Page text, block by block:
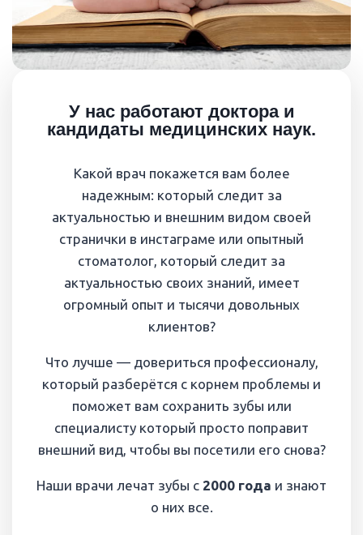
У нас работают доктора и
кандидаты медицинских наук.
Какой врач покажется вам более
надежным: который следит за
актуальностью и внешним видом своей
странички в инстаграме или опытный
стоматолог, который следит за
актуальностью своих знаний, имеет
огромный опыт и тысячи довольных
клиентов?
Что лучше — довериться профессионалу,
который разберётся с корнем проблемы и
поможет вам сохранить зубы или
специалисту который просто поправит
внешний вид, чтобы вы посетили его снова?
Наши врачи лечат зубы с 2000 года и знают
о них все.